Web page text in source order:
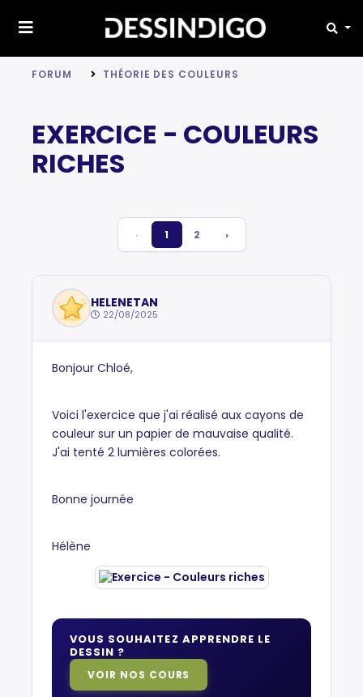
FORUM THÉORIE DES COULEURS
EXERCICE - COULEURS
RICHES
‹ 1 2 ›
HELENETAN
22/08/2025
Bonjour Chloé,
Voici l'exercice que j'ai réalisé aux cayons de
couleur sur un papier de mauvaise qualité.
J'ai tenté 2 lumières colorées.
Bonne journée
Hélène
VOUS SOUHAITEZ APPRENDRE LE
DESSIN ?
VOIR NOS COURS